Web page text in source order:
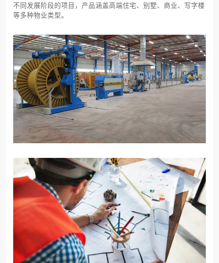
不同发展阶段的项目，产品涵盖高端住宅、别墅、商业、写字楼
等多种物业类型。